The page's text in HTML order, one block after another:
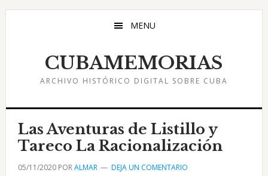
Saltar
Saltar
Saltar
MENU
CUBAMEMORIAS
ARCHIVO HISTÓRICO DIGITAL SOBRE CUBA
Las Aventuras de Listillo y
Tareco La Racionalización
05/11/2020PORALMAR DEJA UN COMENTARIO